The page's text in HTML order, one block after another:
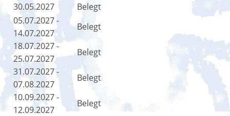
30.05.2027
Belegt
05.07.2027 -
14.07.2027
Belegt
18.07.2027 -
25.07.2027
Belegt
31.07.2027 -
07.08.2027
Belegt
10.09.2027 -
12.09.2027
Belegt